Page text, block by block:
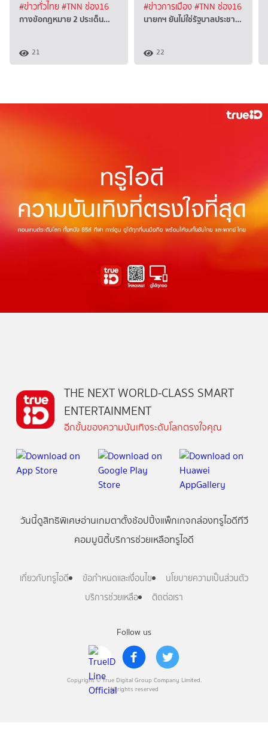
#ข่าวทั่วไทย#TNN ช่อง16
กางข้อกฎหมาย 2 ประเด็น…
21
#ข่าวการเมือง#TNN ช่อง16
นายกฯ ยันไม่ใช่รัฐบาลประชา…
22
Follow us
Copyright © True Digital Group Company Limited.
All rights reserved
THE NEXT WORLD-CLASS SMART
ENTERTAINMENT
อีกขั้นของความบันเทิงระดับโลกตรงใจคุณ
วันนี้ดูสิทธิพิเศษอ่านเกมตาตั้งช้อปปิ้งแพ็กเกจกล่องทรูไอดีทีวี
คอมมูนิตี้บริการช่วยเหลือทรูไอดี
เกี่ยวกับทรูไอดี ข้อกำหนดและเงื่อนไข
นโยบายความเป็นส่วนตัว
บริการช่วยเหลือ
ติดต่อเรา